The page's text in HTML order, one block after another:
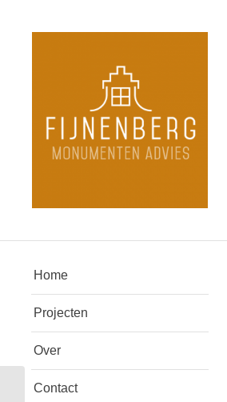
Home
Projecten
Over
Contact